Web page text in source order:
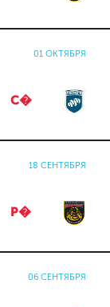
01 ОКТЯБРЯ
С�
18 СЕНТЯБРЯ
Р�
06 СЕНТЯБРЯ